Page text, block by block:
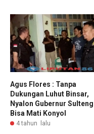
Agus Flores : Tanpa
Dukungan Luhut Binsar,
Nyalon Gubernur Sulteng
Bisa Mati Konyol
4 tahun lalu